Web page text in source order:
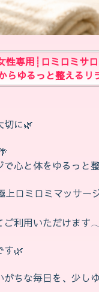
性専用┊︎ロミロミサ
らゆるっと整える
切に🌿‬
心と体をゆるっと
上ロミロミマッサー
ご利用いただけます
す🌿‬
がちな毎日を、少し